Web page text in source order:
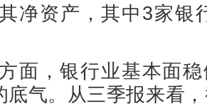
净资产，其中3家银
，银行业基本面稳
底气。从三季报来看